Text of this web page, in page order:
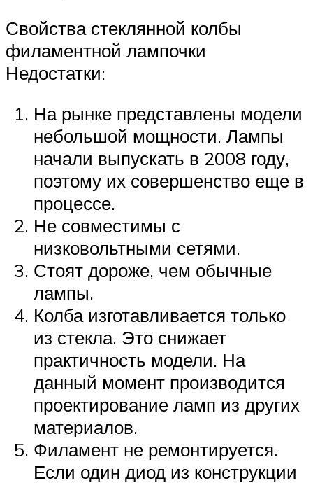
Свойства стеклянной колбы
филаментной лампочки
Недостатки:
На рынке представлены модели
небольшой мощности. Лампы
начали выпускать в 2008 году,
поэтому их совершенство еще в
процессе.
Не совместимы с
низковольтными сетями.
Стоят дороже, чем обычные
лампы.
Колба изготавливается только
из стекла. Это снижает
практичность модели. На
данный момент производится
проектирование ламп из других
материалов.
Филамент не ремонтируется.
Если один диод из конструкции